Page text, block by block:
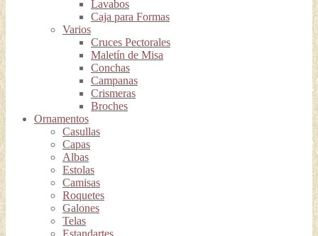
Lavabos
Caja para Formas
Varios
Cruces Pectorales
Maletín de Misa
Conchas
Campanas
Crismeras
Broches
Ornamentos
Casullas
Capas
Albas
Estolas
Camisas
Roquetes
Galones
Telas
Estandartes